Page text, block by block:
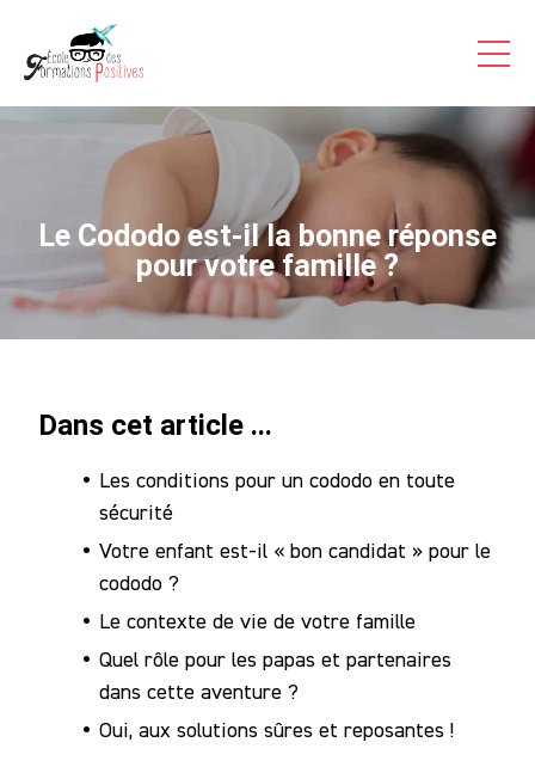
Le Cododo est-il la bonne réponse
pour votre famille ?
Dans cet article ...
Les conditions pour un cododo en toute
sécurité
Votre enfant est-il « bon candidat » pour le
cododo ?
Le contexte de vie de votre famille
Quel rôle pour les papas et partenaires
dans cette aventure ?
Oui, aux solutions sûres et reposantes !
Consultations & Coaching
Articles
Témoignages Vidéo
Inscriptions
Contact
Accès